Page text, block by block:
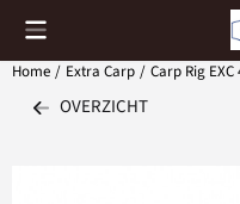
Cookievoorkeuren zijn
Home / Extra Carp / Carp Rig EXC
OVERZICHT